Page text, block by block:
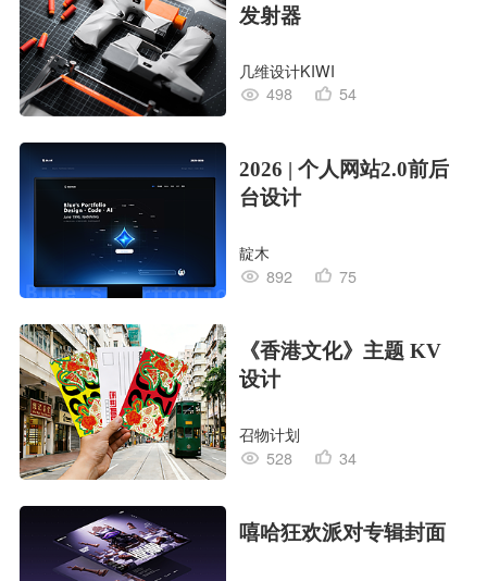
发射器
几维设计KIWI
498
54
2026 | 个人网站2.0前后
台设计
靛木
892
75
《香港文化》主题 KV
设计
召物计划
528
34
嘻哈狂欢派对专辑封面